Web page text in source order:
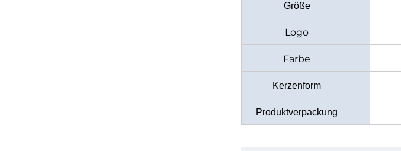
Größe
Logo
Farbe
Kerzenform
Produktverpackung